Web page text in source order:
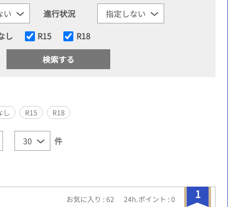
進行状況
し R15 R18
し R15 R18
件
1
お気に入り : 62 24h.ポイント : 0